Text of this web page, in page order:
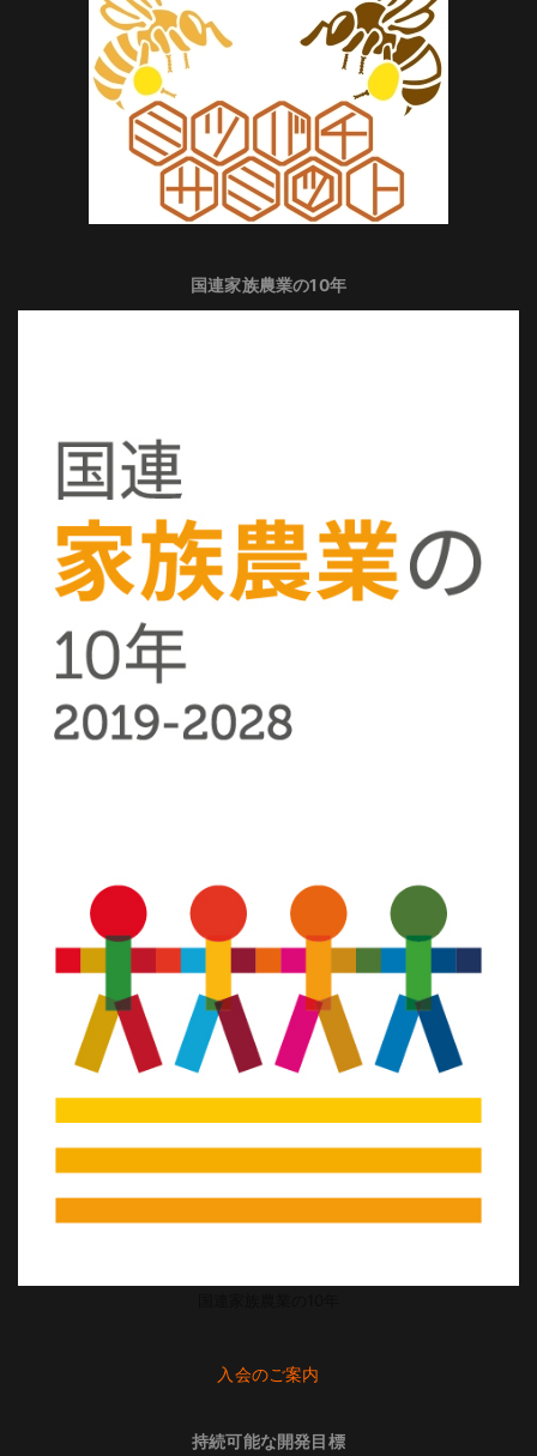
国連家族農業の10年
入会のご案内
持続可能な開発目標